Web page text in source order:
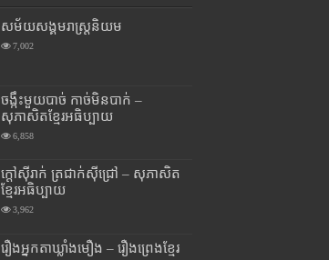
សម័យសង្គមរាស្រ្តនិយម
7,002
ចង្កឹះមួយបាច់ កាច់មិនបាក់ –
សុភាសិតខ្មែរអធិប្បាយ
6,858
ក្តៅស៊ីរាក់ ត្រជាក់ស៊ីជ្រៅ – សុភាសិត
ខ្មែរអធិប្បាយ
3,962
រឿងអ្នកតាឃ្លាំងមឿង – រឿងព្រេងខ្មែរ